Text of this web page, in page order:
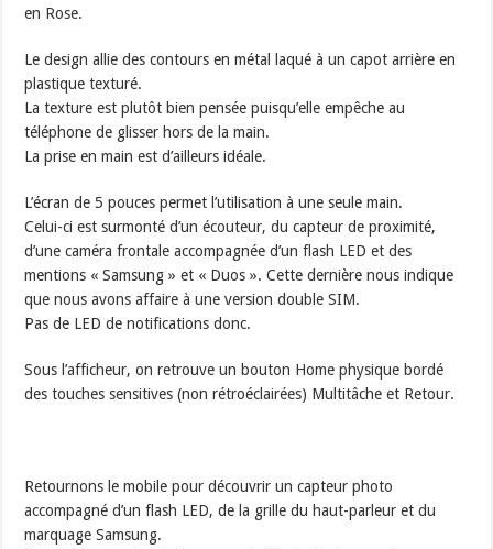
en Rose.
Le design allie des contours en métal laqué à un capot arrière en
plastique texturé.
La texture est plutôt bien pensée puisqu’elle empêche au
téléphone de glisser hors de la main.
La prise en main est d’ailleurs idéale.
L’écran de 5 pouces permet l’utilisation à une seule main.
Celui-ci est surmonté d’un écouteur, du capteur de proximité,
d’une caméra frontale accompagnée d’un flash LED et des
mentions « Samsung » et « Duos ». Cette dernière nous indique
que nous avons affaire à une version double SIM.
Pas de LED de notifications donc.
Sous l’afficheur, on retrouve un bouton Home physique bordé
des touches sensitives (non rétroéclairées) Multitâche et Retour.
Retournons le mobile pour découvrir un capteur photo
accompagné d’un flash LED, de la grille du haut-parleur et du
marquage Samsung.